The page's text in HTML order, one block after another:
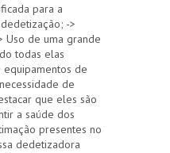
para a
->
Uso de uma grande
todas elas
de
de
que eles são
a saúde dos
presentes no
dedetizadora